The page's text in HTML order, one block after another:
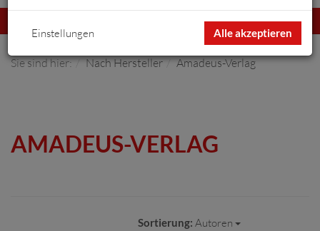
umschalten
Sie sind hier: Nach Hersteller Amadeus-Verlag
AMADEUS-VERLAG
Sortierung: Autoren
Alle akzeptieren
Einstellungen